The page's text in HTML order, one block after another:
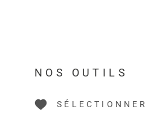
NOS OUTILS
SÉLECTIONNER